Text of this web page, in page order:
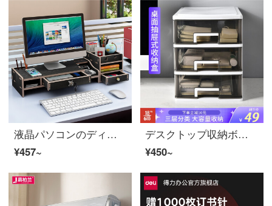
液晶パソコンのディスプレイパネルを守るのが良いです。高架台オーフ用品のデスクトップ収納スタンドのキーボード棚が黒いです。
¥457~
デスクトップ収納ボックスボックス引き出し式オーフテーブルファイル収納透明防塵プラスチックケース三重アクセサリー化粧品収納ボックス白+灰
¥450~